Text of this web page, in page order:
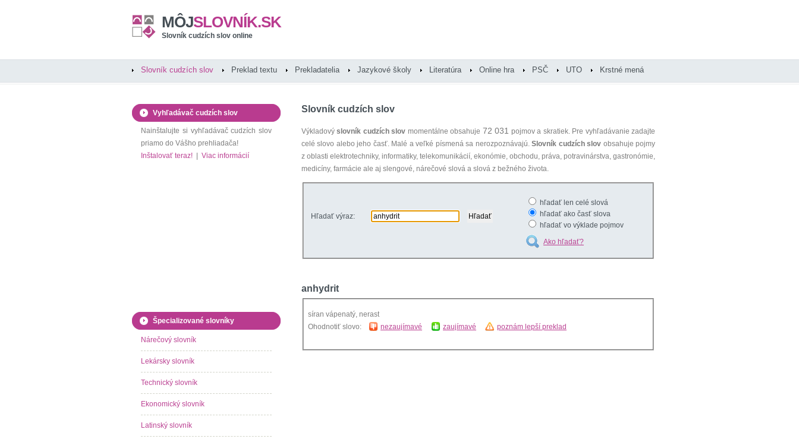
MÔJSLOVNÍK.SK
Slovník cudzích slov online
Slovník cudzích slov Preklad textu Prekladatelia Jazykové školy Literatúra Online hra PSČ UTO Krstné mená
Slovník cudzích slov
Výkladovýslovník cudzích slov momentálne obsahuje 72 031 pojmov a skratiek. Pre vyhľadávanie zadajte
celé slovo alebo jeho časť. Malé a veľké písmená sa nerozpoznávajú.Slovník cudzích slov obsahuje pojmy
z oblasti elektrotechniky, informatiky, telekomunikácií, ekonómie, obchodu, práva, potravinárstva, gastronómie,
medicíny, farmácie ale aj slengové, nárečové slová a slová z bežného života.
Hľadať výraz:
hľadať len celé slová
hľadať ako časť slova
hľadať vo výklade pojmov
Ako hľadať?
anhydrit
síran vápenatý, nerast
Ohodnotiť slovo:
nezaujímavé zaujímavé poznám lepší preklad
Vyhľadávač cudzích slov
Nainštalujte si vyhľadávač cudzích slov
priamo do Vášho prehliadača!
Inštalovať teraz!
Viac informácií
Špecializované slovníky
Nárečový slovník
Lekársky slovník
Technický slovník
Ekonomický slovník
Latinský slovník